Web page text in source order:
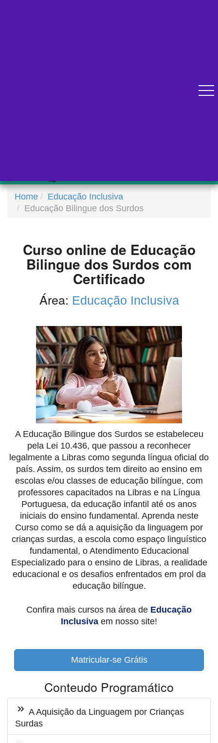
Home
Educação Inclusiva
Educação Bilingue dos Surdos
Curso online de Educação
Bilingue dos Surdos com
Certificado
Área: Educação Inclusiva
A Educação Bilingue dos Surdos se estabeleceu
pela Lei 10.436, que passou a reconhecer
legalmente a Libras como segunda língua oficial do
país. Assim, os surdos tem direito ao ensino em
escolas e/ou classes de educação bilíngue, com
professores capacitados na Libras e na Língua
Portuguesa, da educação infantil até os anos
iniciais do ensino fundamental. Aprenda neste
Curso como se dá a aquisição da linguagem por
crianças surdas, a escola como espaço linguístico
fundamental, o Atendimento Educacional
Especializado para o ensino de Libras, a realidade
educacional e os desafios enfrentados em prol da
educação bilíngue.
Confira mais cursos na área de Educação
Inclusiva em nosso site!
Matricular-se Grátis
Conteudo Programático
A Aquisição da Linguagem por Crianças
Surdas